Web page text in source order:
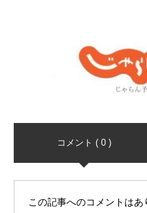
コメント ( 0 )
この記事へのコメントはあ